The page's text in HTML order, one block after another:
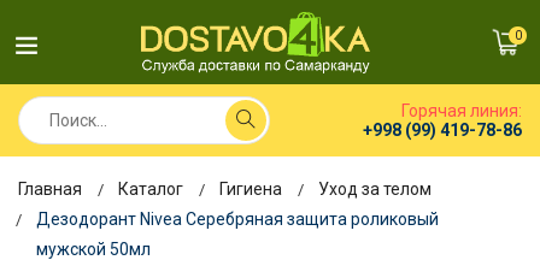
0
Горячая линия:
+998 (99) 419-78-86
Главная Каталог Гигиена
Уход за телом
Дезодорант Nivea Серебряная защита роликовый
мужской 50мл